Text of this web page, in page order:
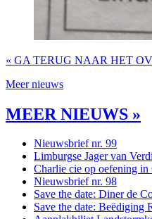
« GA TERUG NAAR HET
Meer nieuws
MEER NIEUWS »
Nieuwsbrief nr. 99
Limburgse Jager van
Charlie cie op oefening in
Nieuwsbrief nr. 98
Save the date: Diner de
Save the date: Beëdiging